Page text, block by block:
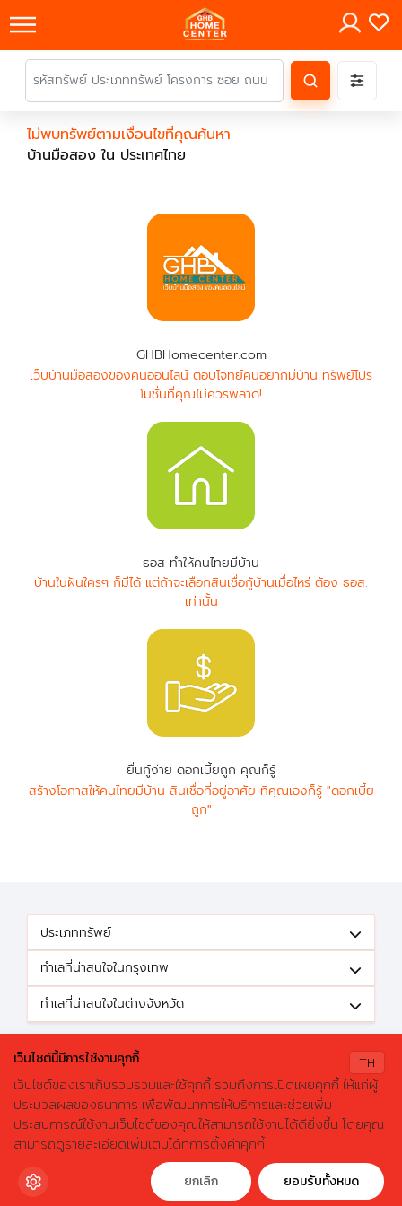
ค้นหาบ้านมือสองธอส.
ลองเปลี่ยนมาใช้ผ่านแอปดูสิ ใช้ง่าย รวดเร็ว โหลดเลย!
X
×
ไม่พบทรัพย์ตามเงื่อนไขที่คุณค้นหา
บ้านมือสอง ใน ประเทศไทย
GHBHomecenter.com
เว็บบ้านมือสองของคนออนไลน์ ตอบโจทย์คนอยากมีบ้าน ทรัพย์โปร
โมชั่นที่คุณไม่ควรพลาด!
ธอส ทำให้คนไทยมีบ้าน
บ้านในฝันใครๆ ก็มีได้ แต่ถ้าจะเลือกสินเชื่อกู้บ้านเมื่อไหร่ ต้อง ธอส.
เท่านั้น
ยื่นกู้ง่าย ดอกเบี้ยถูก คุณก็รู้
สร้างโอกาสให้คนไทยมีบ้าน สินเชื่อที่อยู่อาศัย ที่คุณเองก็รู้ "ดอกเบี้ย
ถูก"
ประเภททรัพย์
ทำเลที่น่าสนใจในกรุงเทพ
ทำเลที่น่าสนใจในต่างจังหวัด
© 2026 GHBhomecenter.com. All rights reserved.
ธนาคารอาคารสงเคราะห์ (สำนักงานใหญ่) 63 ถนนพระราม 9 เขตห้วยขวาง
กรุงเทพมหานคร 10310
โทรศัพท์: 0-2645-9000 โทรสาร: 0-2645-9001 อีเมล :
crm@ghb.co.thเว็บไซต์
www.ghbank.co.th
TH
เว็บไซต์นี้มีการใช้งานคุกกี้
เว็บไซต์ของเราเก็บรวบรวมและใช้คุกกี้ รวมถึงการเปิดเผยคุกกี้ ให้แก่ผู้
ประมวลผลของธนาคาร เพื่อพัฒนาการให้บริการและช่วยเพิ่ม
ประสบการณ์ใช้งานเว็บไซต์ของคุณให้สามารถใช้งานได้ดียิ่งขึ้น โดยคุณ
สามารถดูรายละเอียดเพิ่มเติมได้ที่การตั้งค่าคุกกี้
ยกเลิก ยอมรับทั้งหมด